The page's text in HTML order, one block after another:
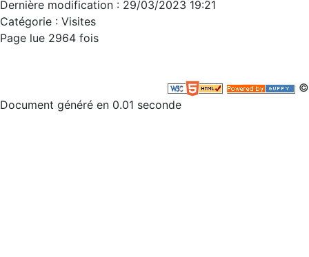
Dernière modification : 29/03/2023 19:21
Catégorie : Visites
Page lue 2964 fois
©
Document généré en 0.01 seconde